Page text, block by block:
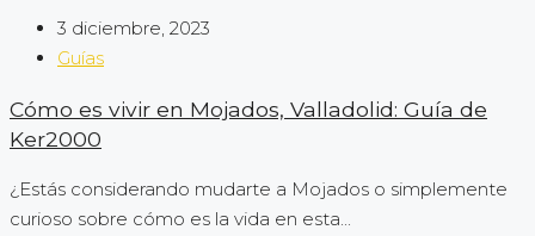
3 diciembre, 2023
Guías
Cómo es vivir en Mojados, Valladolid: Guía de
Ker2000
¿Estás considerando mudarte a Mojados o simplemente
curioso sobre cómo es la vida en esta...